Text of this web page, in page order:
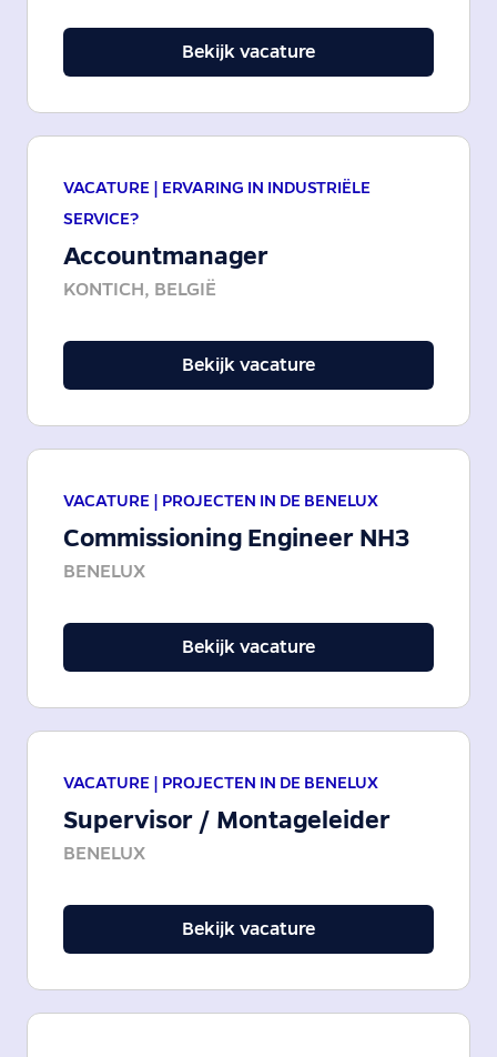
Bekijk vacature
VACATURE | ERVARING IN INDUSTRIËLE
SERVICE?
Accountmanager
KONTICH, BELGIË
Bekijk vacature
VACATURE | PROJECTEN IN DE BENELUX
Commissioning Engineer NH3
BENELUX
Bekijk vacature
VACATURE | PROJECTEN IN DE BENELUX
Supervisor / Montageleider
BENELUX
Bekijk vacature